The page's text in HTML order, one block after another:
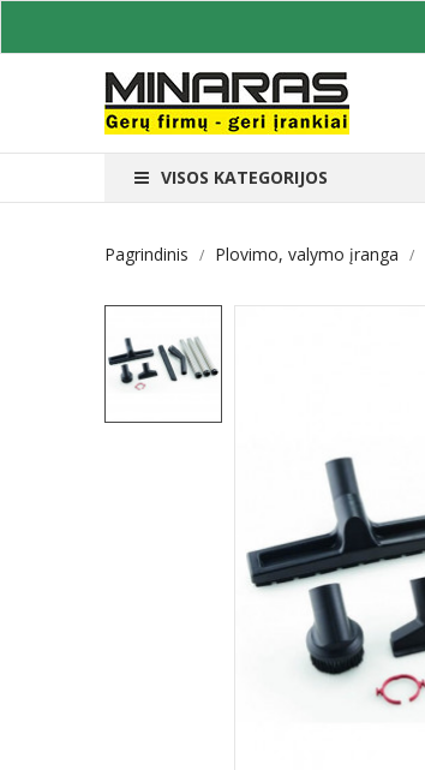
VISOS KATEGORIJOS
Pagrindinis Plovimo, valymo įranga